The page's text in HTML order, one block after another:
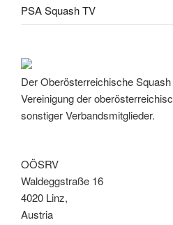
PSA Squash TV
Der Oberösterreichische
Vereinigung der
sonstiger Verbandsmitglieder.
OÖSRV
Waldeggstraße 16
4020 Linz,
Austria